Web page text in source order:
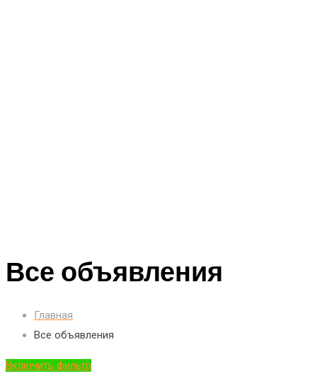
Все объявления
Главная
Все объявления
Включить фильтр